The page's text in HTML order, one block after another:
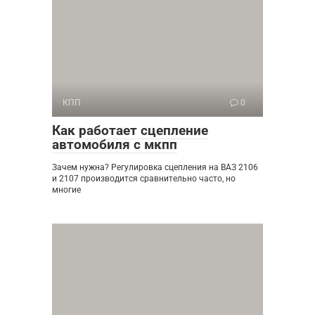
КПП 0
Как работает сцепление
автомобиля с мкпп
Зачем нужна? Регулировка сцепления на ВАЗ 2106
и 2107 производится сравнительно часто, но
многие